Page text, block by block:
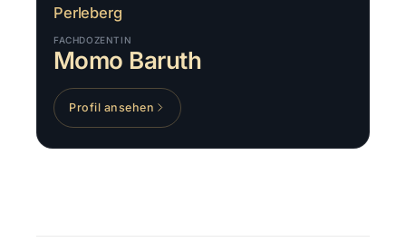
Perleberg
FACHDOZENTIN
Momo Baruth
Profil ansehen